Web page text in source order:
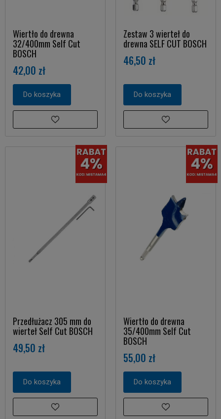
Wiertło do drewna
32/400mm Self Cut
BOSCH
42,00 zł
Do koszyka
Zestaw 3 wierteł do
drewna SELF CUT BOSCH
46,50 zł
Do koszyka
Przedłużacz 305 mm do
wierteł Self Cut BOSCH
49,50 zł
Do koszyka
Wiertło do drewna
35/400mm Self Cut
BOSCH
55,00 zł
Do koszyka